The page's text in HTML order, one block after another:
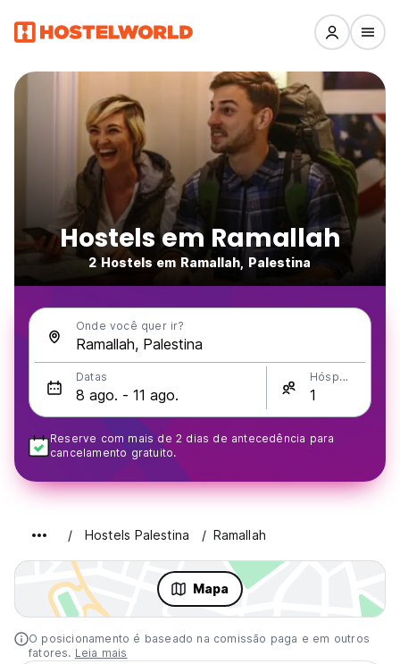
Hostels em Ramallah
2 Hostels em Ramallah, Palestina
Onde você quer ir?
Datas Hóspedes
Reserve com mais de 2 dias de antecedência para
cancelamento gratuito.
Hostels Palestina Ramallah
Mapa
O posicionamento é baseado na comissão paga e em outros
fatores. Leia mais